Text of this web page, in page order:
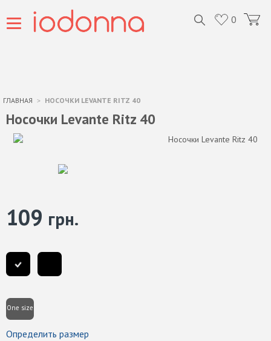
0
ГЛАВНАЯ НОСОЧКИ LEVANTE RITZ 40
Носочки Levante Ritz 40
One size
Определить размер
109 грн.